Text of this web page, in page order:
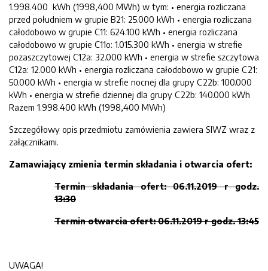
1.998.400 kWh (1998,400 MWh) w tym: • energia rozliczana
przed południem w grupie B21: 25.000 kWh • energia rozliczana
całodobowo w grupie C11: 624.100 kWh • energia rozliczana
całodobowo w grupie C11o: 1.015.300 kWh • energia w strefie
pozaszczytowej C12a: 32.000 kWh • energia w strefie szczytowa
C12a: 12.000 kWh • energia rozliczana całodobowo w grupie C21:
50.000 kWh • energia w strefie nocnej dla grupy C22b: 100.000
kWh • energia w strefie dziennej dla grupy C22b: 140.000 kWh
Razem 1.998.400 kWh (1998,400 MWh)
Szczegółowy opis przedmiotu zamówienia zawiera SIWZ wraz z
załącznikami.
Zamawiający zmienia termin składania i otwarcia ofert:
Termin składania ofert: 06.11.2019 r godz.
13:30
Termin otwarcia ofert: 06.11.2019 r godz. 13:45
UWAGA!